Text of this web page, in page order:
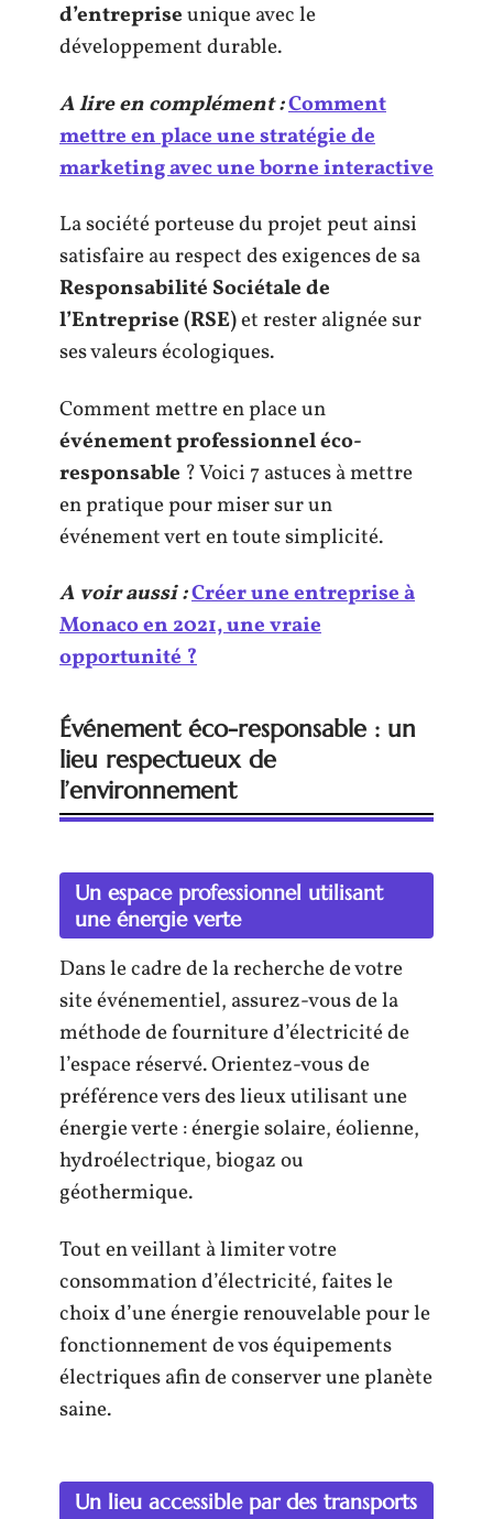
d’entrepriseunique avec le
développement durable.
A lire en complément :Comment
mettre en place une stratégie de
marketing avec une borne interactive
La société porteuse du projet peut ainsi
satisfaire au respect des exigences de sa
Responsabilité Sociétale de
l’Entreprise (RSE)et rester alignée sur
ses valeurs écologiques.
Comment mettre en place un
événement professionnel éco-
responsable ? Voici 7 astuces à mettre
en pratique pour miser sur un
événement vert en toute simplicité.
A voir aussi :Créer une entreprise à
Monaco en 2021, une vraie
opportunité ?
Événement éco-responsable : un
lieu respectueux de
l’environnement
Un espace professionnel utilisant
une énergie verte
Dans le cadre de la recherche de votre
site événementiel, assurez-vous de la
méthode de fourniture d’électricité de
l’espace réservé. Orientez-vous de
préférence vers des lieux utilisant une
énergie verte : énergie solaire, éolienne,
hydroélectrique, biogaz ou
géothermique.
Tout en veillant à limiter votre
consommation d’électricité, faites le
choix d’une énergie renouvelable pour le
fonctionnement de vos équipements
électriques afin de conserver une planète
saine.
Un lieu accessible par des transports